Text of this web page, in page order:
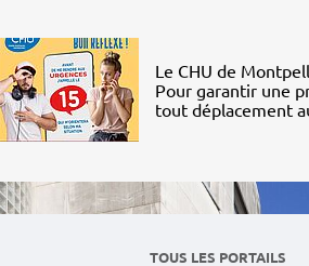
Le CHU de
Pour garantir une
tout déplacement
TOUS LES PORTAILS